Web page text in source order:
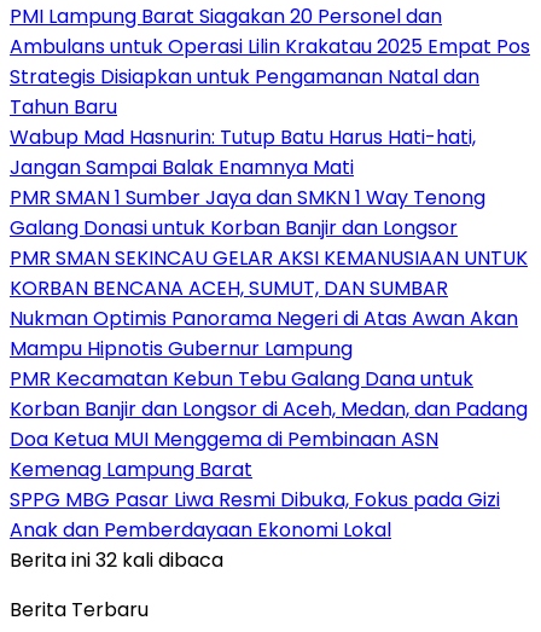
PMI Lampung Barat Siagakan 20 Personel dan
Ambulans untuk Operasi Lilin Krakatau 2025 Empat Pos
Strategis Disiapkan untuk Pengamanan Natal dan
Tahun Baru
Wabup Mad Hasnurin: Tutup Batu Harus Hati-hati,
Jangan Sampai Balak Enamnya Mati
PMR SMAN 1 Sumber Jaya dan SMKN 1 Way Tenong
Galang Donasi untuk Korban Banjir dan Longsor
PMR SMAN SEKINCAU GELAR AKSI KEMANUSIAAN UNTUK
KORBAN BENCANA ACEH, SUMUT, DAN SUMBAR
Nukman Optimis Panorama Negeri di Atas Awan Akan
Mampu Hipnotis Gubernur Lampung
PMR Kecamatan Kebun Tebu Galang Dana untuk
Korban Banjir dan Longsor di Aceh, Medan, dan Padang
Doa Ketua MUI Menggema di Pembinaan ASN
Kemenag Lampung Barat
SPPG MBG Pasar Liwa Resmi Dibuka, Fokus pada Gizi
Anak dan Pemberdayaan Ekonomi Lokal
Berita ini 32 kali dibaca
Berita Terbaru